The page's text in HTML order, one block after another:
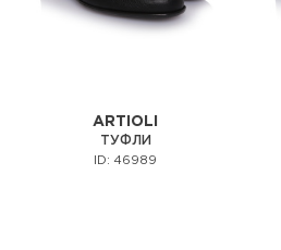
ARTIOLI
ТУФЛИ
ID: 46989